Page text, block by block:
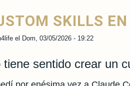
SKILLS
el Dom, 03/05/2026 - 19:22
tiene sentido crear un